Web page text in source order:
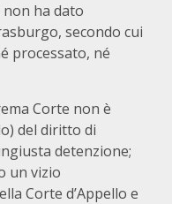
non ha dato
secondo cui
processato, né
Corte non è
del diritto di
detenzione;
un vizio
Corte d’Appello e